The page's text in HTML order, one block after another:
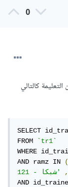
0
كالتالي
SELECT
FROM `tr1`
WHERE
AND ramz IN
AND